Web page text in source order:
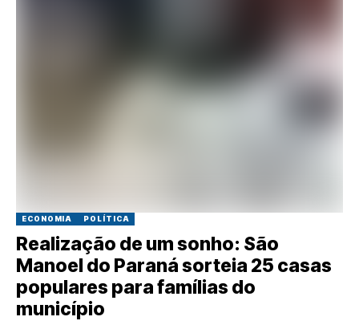
ECONOMIA POLÍTICA
Realização de um sonho: São
Manoel do Paraná sorteia 25 casas
populares para famílias do
município